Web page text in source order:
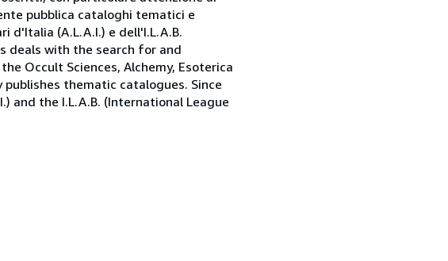
pubblica cataloghi tematici e
d'Italia (A.L.A.I.) e dell'I.L.A.B.
deals with the search for and
Occult Sciences, Alchemy, Esoterica
thematic catalogues. Since
and the I.L.A.B. (International League